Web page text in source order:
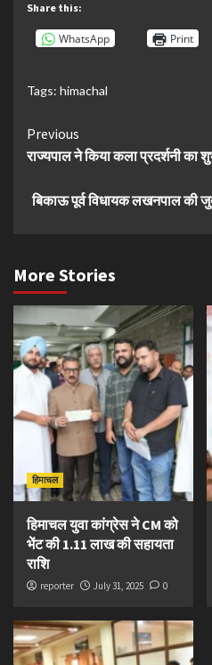
Share this:
WhatsApp Print
Tags: himachal
Continue
Reading
Previous
राज्यपाल ने किया कला प्रदर्शनी का
बिकाऊ पूर्व विधायक लखनपाल की
More Stories
हिमाचल
हिमाचल युवा कांग्रेस ने CM को
भेंट की 1.11 लाख की सहायता
राशि
reporter July 31, 2025 0